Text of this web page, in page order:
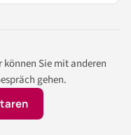
können Sie mit anderen
gehen.